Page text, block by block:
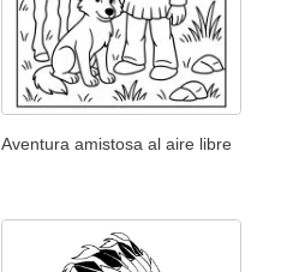
Aventura amistosa al aire libre